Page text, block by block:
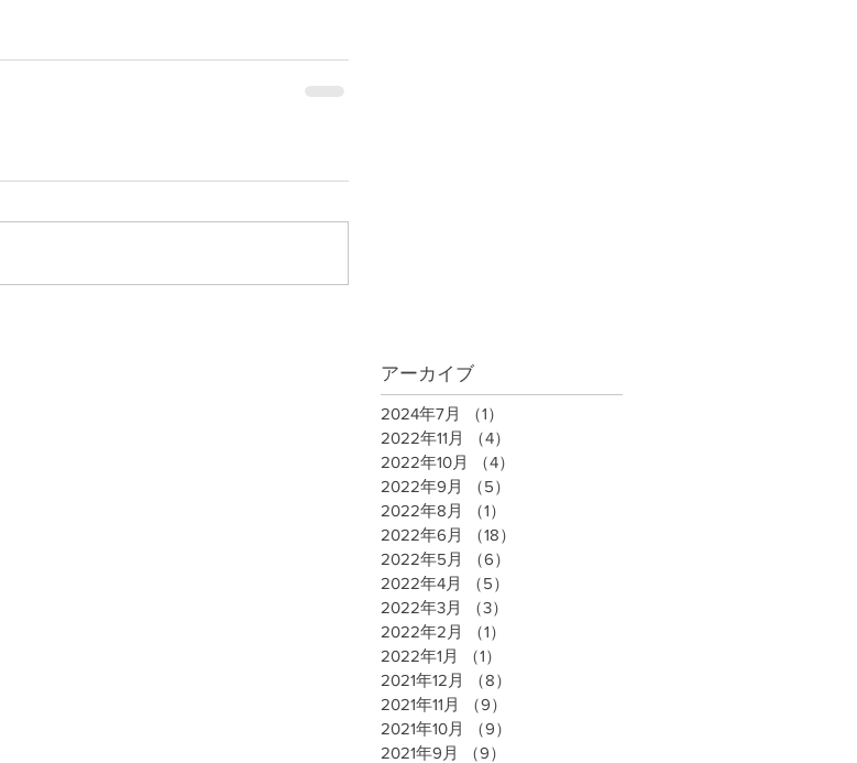
アーカイブ
2024年7月 （1）
2022年11月
（4）
2022年10月
（4）
2022年9月
（5）
2022年8月
（1）
2022年6月
（18）
2022年5月
（6）
2022年4月
（5）
2022年3月
（3）
2022年2月
（1）
2022年1月
（1）
2021年12月
（8）
2021年11月
（9）
2021年10月
（9）
2021年9月
（9）